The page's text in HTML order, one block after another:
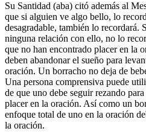
Su Santidad (aba) citó además al
que si alguien ve algo bello, lo
desagradable, también lo recordará.
ninguna relación con ello, no lo
que no han encontrado placer en la
deben abandonar el sueño para
oración. Un borracho no deja de
Una persona comprensiva puede
de que uno debe seguir rezando
placer en la oración. Así como un
enfoque total de uno en la oración
la oración.